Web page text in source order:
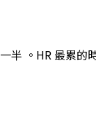
半 。HR 最累的